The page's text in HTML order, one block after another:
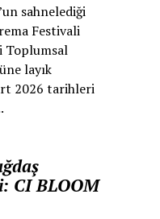
sahnelediği
Festivali
Toplumsal
layık
2026 tarihleri
CI BLOOM